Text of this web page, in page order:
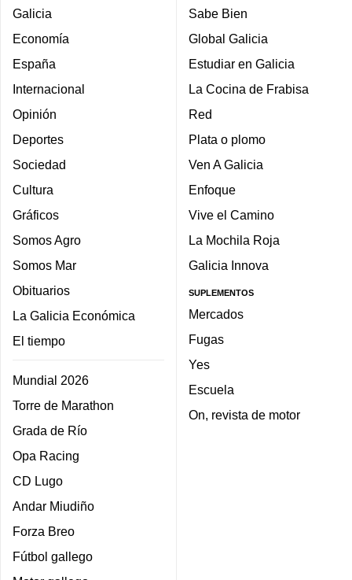
Galicia
Economía
España
Internacional
Opinión
Deportes
Sociedad
Cultura
Gráficos
Somos Agro
Somos Mar
Obituarios
La Galicia Económica
El tiempo
Mundial 2026
Torre de Marathon
Grada de Río
Opa Racing
CD Lugo
Andar Miudiño
Forza Breo
Fútbol gallego
Sabe Bien
Global Galicia
Estudiar en Galicia
La Cocina de Frabisa
Red
Plata o plomo
Ven A Galicia
Enfoque
Vive el Camino
La Mochila Roja
Galicia Innova
SUPLEMENTOS
Mercados
Fugas
Yes
Escuela
On, revista de motor